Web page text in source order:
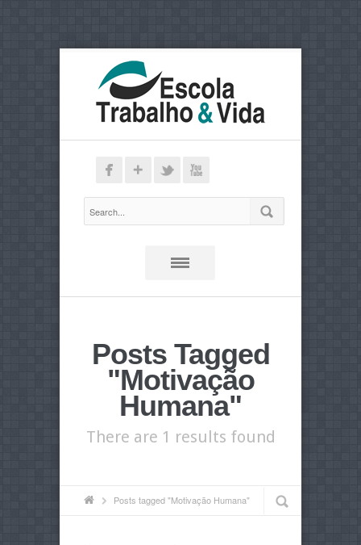
Posts Tagged
"Motivação
Humana"
There are 1 results found
Posts tagged "Motivação Humana"